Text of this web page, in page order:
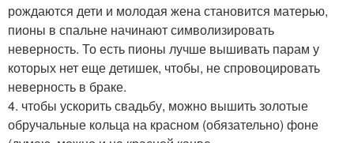
рождаются дети и молодая жена становится матерью,
пионы в спальне начинают символизировать
неверность. То есть пионы лучше вышивать парам у
которых нет еще детишек, чтобы, не спровоцировать
неверность в браке.
4. чтобы ускорить свадьбу, можно вышить золотые
обручальные кольца на красном (обязательно) фоне